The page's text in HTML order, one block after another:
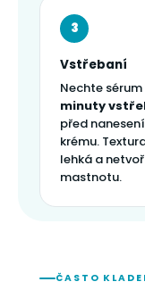
3
Vstřebaní
Nechte sérum
minuty
před
krému.
lehká a
mastnotu.
ČASTO